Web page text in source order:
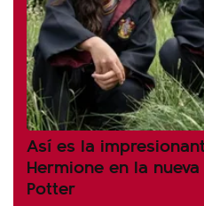
Así es la
Hermione en la
Potter